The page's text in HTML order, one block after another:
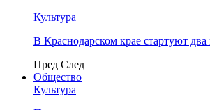
Культура
В Краснодарском крае стартуют
Пред След
Общество
Культура